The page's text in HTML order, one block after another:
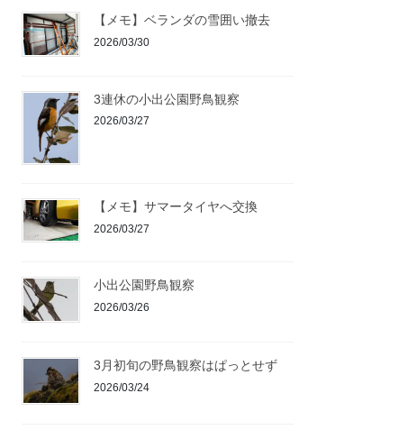
【メモ】ベランダの雪囲い撤去
2026/03/30
3連休の小出公園野鳥観察
2026/03/27
【メモ】サマータイヤへ交換
2026/03/27
小出公園野鳥観察
2026/03/26
3月初旬の野鳥観察はぱっとせず
2026/03/24